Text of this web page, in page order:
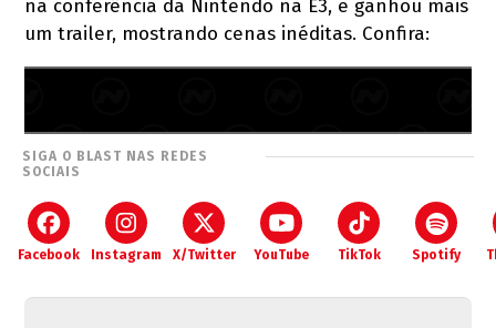
na conferência da Nintendo na E3, e ganhou mais
um trailer, mostrando cenas inéditas. Confira:
SIGA O BLAST NAS REDES
SOCIAIS
Facebook Instagram X/Twitter YouTube TikTok Spotify